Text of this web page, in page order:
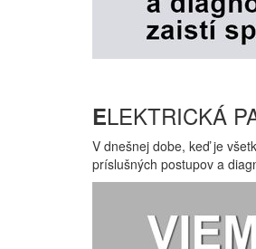
ELEKTRICKÁ
V dnešnej dobe, keď je
príslušných postupov a